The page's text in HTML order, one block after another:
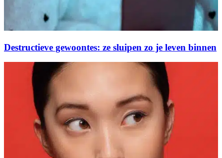
Destructieve gewoontes: ze sluipen zo je leven binnen